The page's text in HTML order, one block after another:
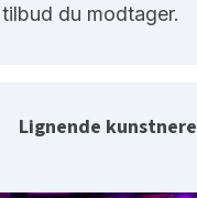
du modtager.
Lignende kunstnere